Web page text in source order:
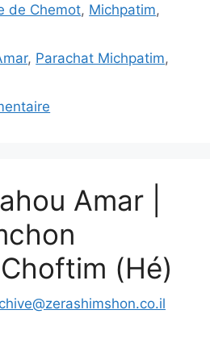
de Chemot, Michpatim,
, Parachat Michpatim,
Amar |
(Hé)